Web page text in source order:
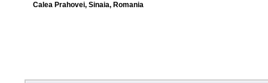
Calea Prahovei, Sinaia, Romania